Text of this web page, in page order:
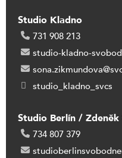
Studio Kladno
731 908 213
studio-kladno-
studio_kladno_svcs
Studio Berlín /
734 807 379